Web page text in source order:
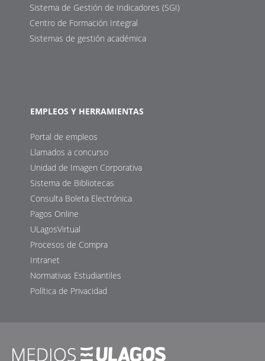
Sistema de Gestión de Indicadores (SGI)
Centro de Formación Integral
Sistemas de gestión académica
EMPLEOS Y HERRAMIENTAS
Portal de empleos
Llamados a concurso
Unidad de Imagen Corporativa
Sistema de Bibliotecas
Consulta Boleta Electrónica
Pagos Online
ULagosVirtual
Procesos de Compra
Intranet
Normativas Estudiantiles
Política de Privacidad